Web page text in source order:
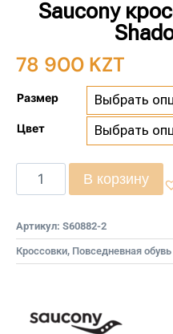
Saucony
78 900 KZT
Размер
Цвет
В корзину
Артикул: S60882-2
Кроссовки, Повседневная обувь